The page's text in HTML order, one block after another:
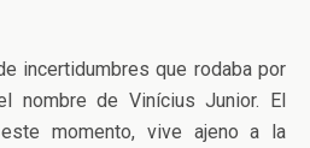
incertidumbres que rodaba por
nombre de Vinícius Junior. El
momento, vive ajeno a la